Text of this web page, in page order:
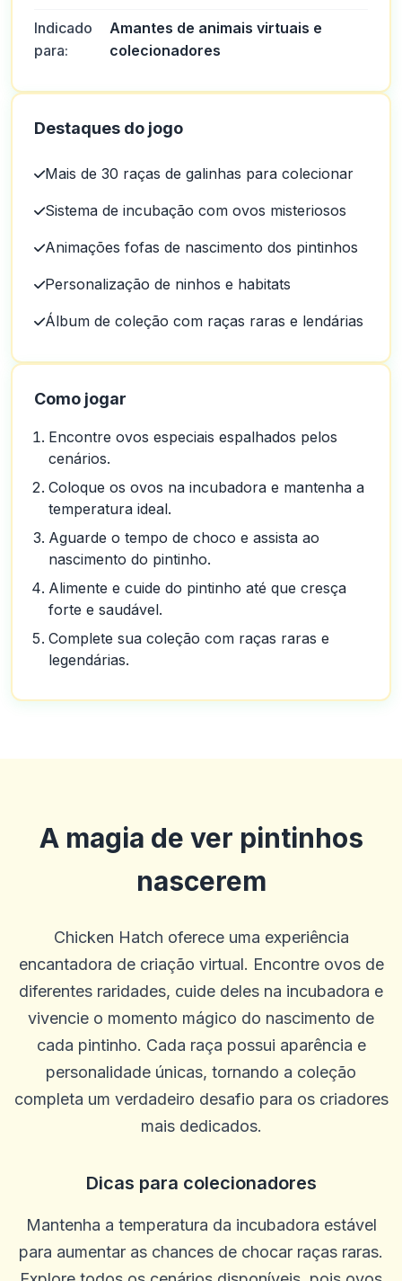
Indicado
para:
Amantes de animais virtuais e
colecionadores
Destaques do jogo
Mais de 30 raças de galinhas para colecionar
Sistema de incubação com ovos misteriosos
Animações fofas de nascimento dos pintinhos
Personalização de ninhos e habitats
Álbum de coleção com raças raras e lendárias
Como jogar
Encontre ovos especiais espalhados pelos
cenários.
Coloque os ovos na incubadora e mantenha a
temperatura ideal.
Aguarde o tempo de choco e assista ao
nascimento do pintinho.
Alimente e cuide do pintinho até que cresça
forte e saudável.
Complete sua coleção com raças raras e
legendárias.
A magia de ver pintinhos
nascerem
Chicken Hatch oferece uma experiência
encantadora de criação virtual. Encontre ovos de
diferentes raridades, cuide deles na incubadora e
vivencie o momento mágico do nascimento de
cada pintinho. Cada raça possui aparência e
personalidade únicas, tornando a coleção
completa um verdadeiro desafio para os criadores
mais dedicados.
Dicas para colecionadores
Mantenha a temperatura da incubadora estável
para aumentar as chances de chocar raças raras.
2025-10-22 03:17:19
Eu adoro o Betus porque eles têm uma das melhores ofertas em
ótimo e eu adoro a maioria dos jogos de caça-níqueis! Obrigado
betus por esta experiência incrível como titular de conta. Eu jogo
no Betus mais do que em qualquer outro cassino.
0 0